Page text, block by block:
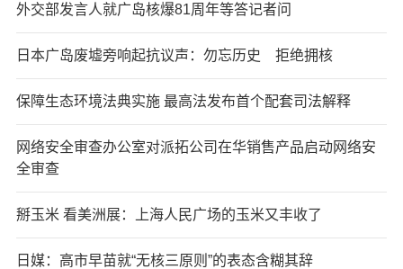
外交部发言人就广岛核爆81周年等答记者问
日本广岛废墟旁响起抗议声：勿忘历史 拒绝拥核
保障生态环境法典实施 最高法发布首个配套司法解释
网络安全审查办公室对派拓公司在华销售产品启动网络安
全审查
掰玉米 看美洲展：上海人民广场的玉米又丰收了
日媒：高市早苗就“无核三原则”的表态含糊其辞